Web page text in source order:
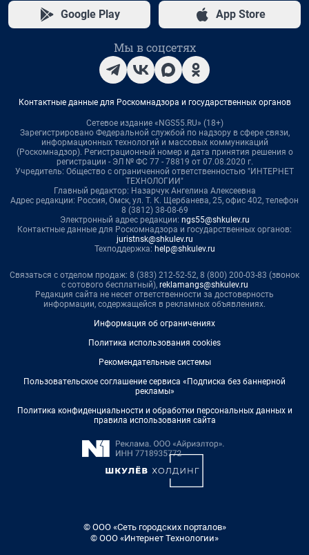
Google Play App Store
Мы в соцсетях
Контактные данные для Роскомнадзора и государственных органов
Сетевое издание «NGS55.RU» (18+)
Зарегистрировано Федеральной службой по надзору в сфере связи,
информационных технологий и массовых коммуникаций
(Роскомнадзор). Регистрационный номер и дата принятия решения о
регистрации - ЭЛ № ФС 77 - 78819 от 07.08.2020 г.
Учредитель: Общество с ограниченной ответственностью "ИНТЕРНЕТ
ТЕХНОЛОГИИ"
Главный редактор: Назарчук Ангелина Алексеевна
Адрес редакции: Россия, Омск, ул. Т. К. Щербанева, 25, офис 402, телефон
8 (3812) 38-08-69
Электронный адрес редакции: ngs55@shkulev.ru
Контактные данные для Роскомнадзора и государственных органов:
juristnsk@shkulev.ru
Техподдержка: help@shkulev.ru
Связаться с отделом продаж: 8 (383) 212-52-52, 8 (800) 200-03-83 (звонок
с сотового бесплатный), reklamangs@shkulev.ru
Редакция сайта не несет ответственности за достоверность
информации, содержащейся в рекламных объявлениях.
Информация об ограничениях
Политика использования cookies
Рекомендательные системы
Пользовательское соглашение сервиса «Подписка без баннерной
рекламы»
Политика конфиденциальности и обработки персональных данных и
правила использования сайта
© ООО «Сеть городских порталов»
© ООО «Интернет Технологии»